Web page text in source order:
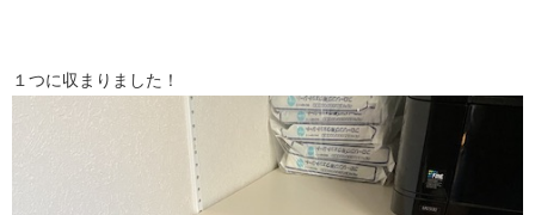
１つに収まりました！